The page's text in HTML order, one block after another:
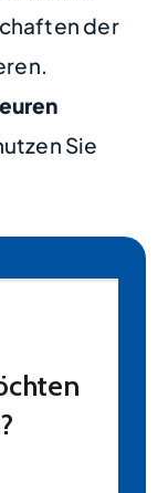
der
Sie